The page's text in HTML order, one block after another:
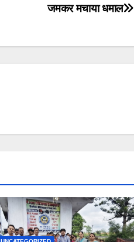
जमकर मचाया धमाल